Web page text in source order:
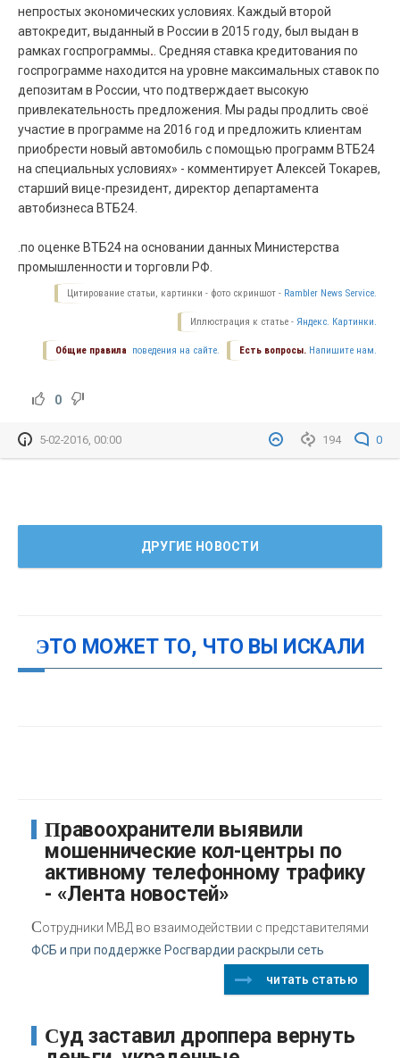
непростых экономических условиях. Каждый второй
автокредит, выданный в России в 2015 году, был выдан в
рамках госпрограммы. . Средняя ставка кредитования по
госпрограмме находится на уровне максимальных ставок по
депозитам в России, что подтверждает высокую
привлекательность предложения. Мы рады продлить своё
участие в программе на 2016 год и предложить клиентам
приобрести новый автомобиль с помощью программ ВТБ24
на специальных условиях» - комментирует Алексей Токарев,
старший вице-президент, директор департамента
автобизнеса ВТБ24.
.по оценке ВТБ24 на основании данных Министерства
промышленности и торговли РФ.
Цитирование статьи, картинки - фото скриншот - Rambler News Service.
Иллюстрация к статье - Яндекс. Картинки.
Есть вопросы. Напишите нам.
Общие правила поведения на сайте.
0
194 0
5-02-2016, 00:00
ДРУГИЕ НОВОСТИ
ЭТО МОЖЕТ ТО, ЧТО ВЫ ИСКАЛИ
Правоохранители выявили
мошеннические кол-центры по
активному телефонному трафику
- «Лента новостей»
Сотрудники МВД во взаимодействии с представителями
ФСБ и при поддержке Росгвардии раскрыли сеть
читать статью
Суд заставил дроппера вернуть